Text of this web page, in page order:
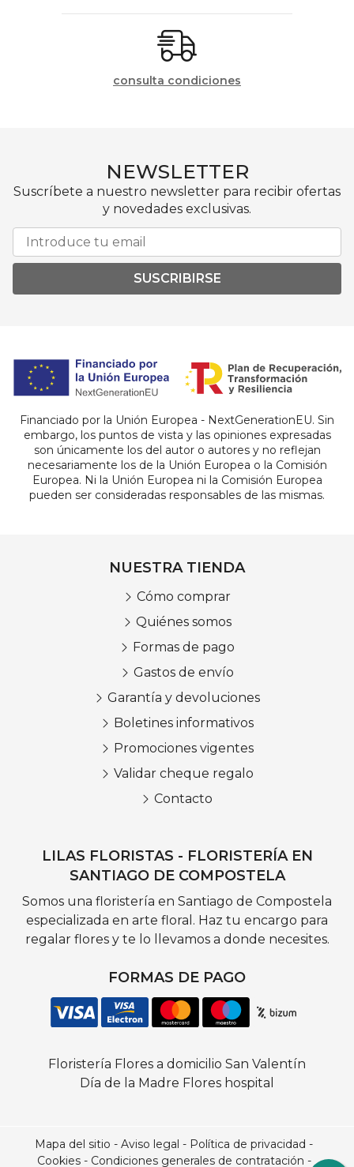
consulta condiciones
NEWSLETTER
Suscríbete a nuestro newsletter para recibir ofertas
y novedades exclusivas.
SUSCRIBIRSE
Financiado por la Unión Europea - NextGenerationEU. Sin
embargo, los puntos de vista y las opiniones expresadas
son únicamente los del autor o autores y no reflejan
necesariamente los de la Unión Europea o la Comisión
Europea. Ni la Unión Europea ni la Comisión Europea
pueden ser consideradas responsables de las mismas.
LILAS FLORISTAS - FLORISTERÍA EN
SANTIAGO DE COMPOSTELA
Somos una floristería en Santiago de Compostela
especializada en arte floral. Haz tu encargo para
regalar flores y te lo llevamos a donde necesites.
FORMAS DE PAGO
NUESTRA TIENDA
Cómo comprar
Quiénes somos
Formas de pago
Gastos de envío
Garantía y devoluciones
Boletines informativos
Promociones vigentes
Validar cheque regalo
Contacto
Floristería Flores a domicilio San Valentín
Día de la Madre Flores hospital
Mapa del sitio - Aviso legal - Política de privacidad -
Cookies- Condiciones generales de contratación -